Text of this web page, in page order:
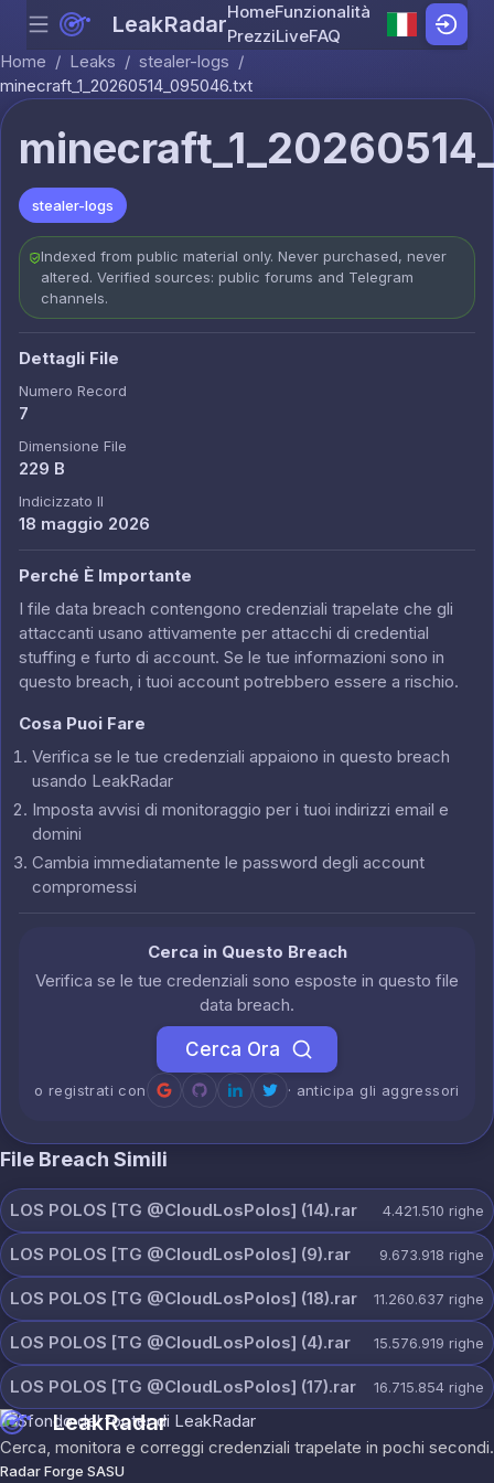
Skip to content
Menu LeakRadarHomeFunzionalità
PrezziLiveFAQ
Home / Leaks / stealer-logs /
minecraft_1_20260514_095046.txt
stealer-logs
Indexed from public material only. Never purchased, never
altered. Verified sources: public forums and Telegram
channels.
Dettagli File
Numero Record
7
Dimensione File
229 B
Indicizzato Il
18 maggio 2026
Perché È Importante
I file data breach contengono credenziali trapelate che gli
attaccanti usano attivamente per attacchi di credential
stuffing e furto di account. Se le tue informazioni sono in
questo breach, i tuoi account potrebbero essere a rischio.
Cosa Puoi Fare
Verifica se le tue credenziali appaiono in questo breach
usando LeakRadar
Imposta avvisi di monitoraggio per i tuoi indirizzi email e
domini
Cambia immediatamente le password degli account
compromessi
Cerca in Questo Breach
Verifica se le tue credenziali sono esposte in questo file
data breach.
Cerca Ora
o registrati con · anticipa gli aggressori
File Breach Simili
LOS POLOS [TG @CloudLosPolos] (14).rar 4.421.510 righe
LOS POLOS [TG @CloudLosPolos] (9).rar 9.673.918 righe
LOS POLOS [TG @CloudLosPolos] (18).rar 11.260.637 righe
LOS POLOS [TG @CloudLosPolos] (4).rar 15.576.919 righe
LOS POLOS [TG @CloudLosPolos] (17).rar 16.715.854 righe
LeakRadar
Cerca, monitora e correggi credenziali trapelate in pochi secondi.
Radar Forge SASU